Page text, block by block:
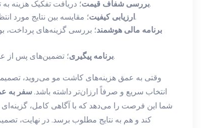
بررسی شفاف قیمت؛ دریافت تفکیک هزینه به تفصیل برای هر مرحله و خدمات جانبی.
ارزیابی کیفیت؛ مقایسه بین نتایج مورد انتظار و هزینه کل با توجه به سوابق پزشک.
برنامه مالی هوشمند؛ بررسی گزینه‌های پرداخت،
برنامه پیگیری؛ تضمین‌های پس از عمل و هزینه‌های احتمالی ترمیم در آینده.
وقتی به عمق هزینه‌های کاشت مو می‌روید،
انتخاب سریع و صرفاً ارزان‌تر داشته باشد. سفر به
شما این فرصت را می‌دهد که با آگاهی کامل،
کند و هم به نتایج مطلوب برسد. در نهایت،